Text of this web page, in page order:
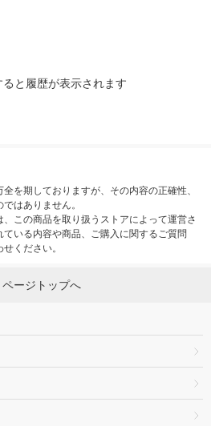
と履歴が表示されます
を期しておりますが、その内容の正確性、
はありません。
この商品を取り扱うストアによって運営さ
いる内容や商品、ご購入に関するご質問
ください。
ページトップへ